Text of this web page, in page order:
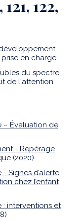
122,
en charge.
du spectre
de l'attention
– Évaluation de
- Repérage
(2020)
Signes d’alerte,
chez l’enfant
: interventions et